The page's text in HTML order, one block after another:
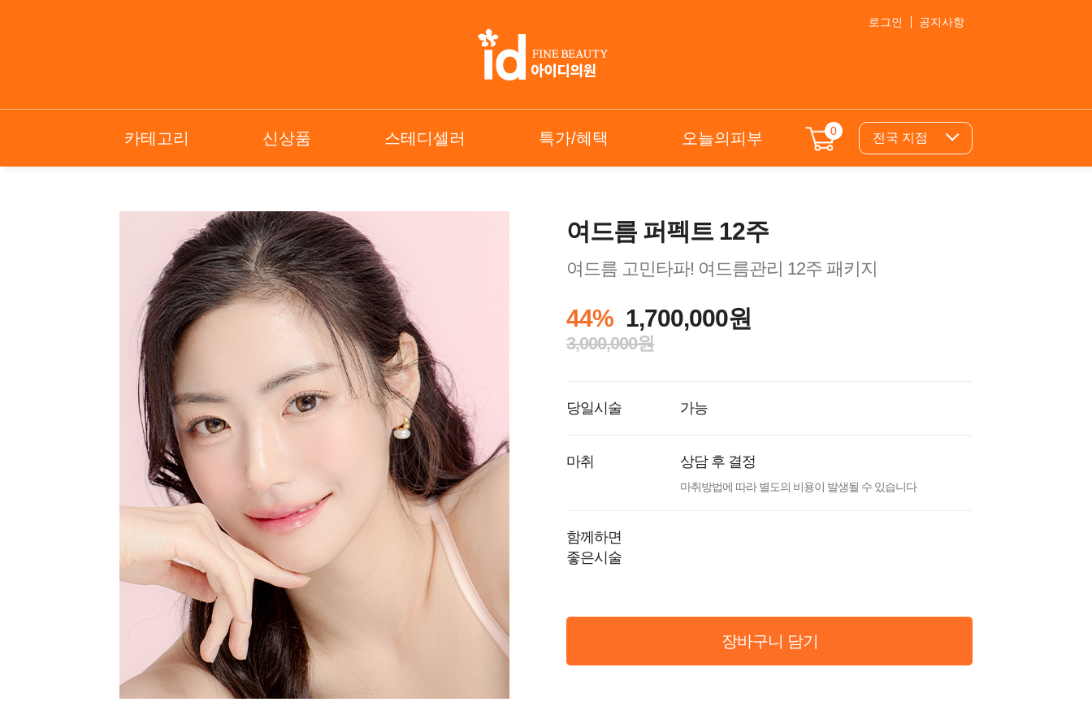
로그인 공지사항
카테고리 신상품 스테디셀러 특가/혜택 오늘의피부 0 전국 지점
여드름 퍼펙트 12주
여드름 고민타파! 여드름관리 12주 패키지
44% 1,700,000원
3,000,000원
당일시술 가능
마취 상담 후 결정
마취방법에 따라 별도의 비용이 발생될 수 있습니다
함께하면
좋은시술
장바구니 담기